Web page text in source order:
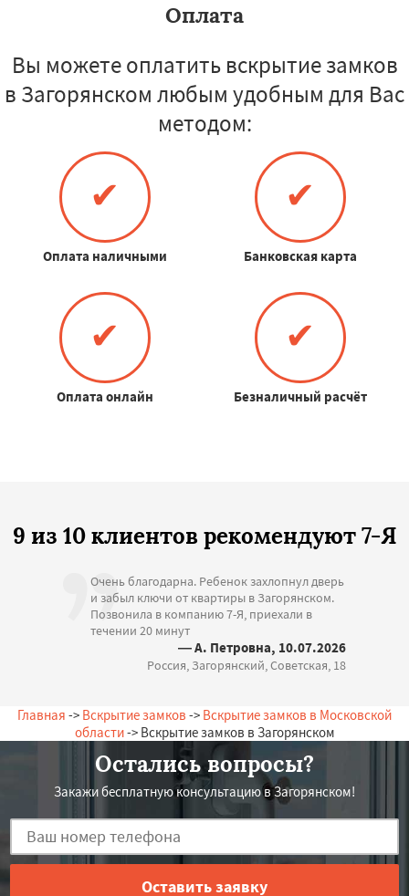
Оплата
Вы можете оплатить вскрытие замков
в Загорянском любым удобным для Вас
методом:
✔
Оплата наличными
✔
Банковская карта
✔
Оплата онлайн
✔
Безналичный расчёт
9 из 10 клиентов рекомендуют 7-Я
Очень благодарна. Ребенок захлопнул дверь
и забыл ключи от квартиры в Загорянском.
Позвонила в компанию 7-Я, приехали в
течении 20 минут
— А. Петровна, 10.07.2026
Россия, Загорянский, Советская, 18
Главная -> Вскрытие замков -> Вскрытие замков в Московской
области-> Вскрытие замков в Загорянском
Остались вопросы?
Закажи бесплатную консультацию в Загорянском!